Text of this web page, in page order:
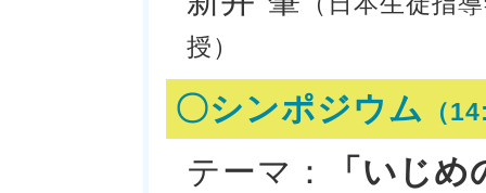
授）
〇シンポジウム （
テーマ：
「いじ